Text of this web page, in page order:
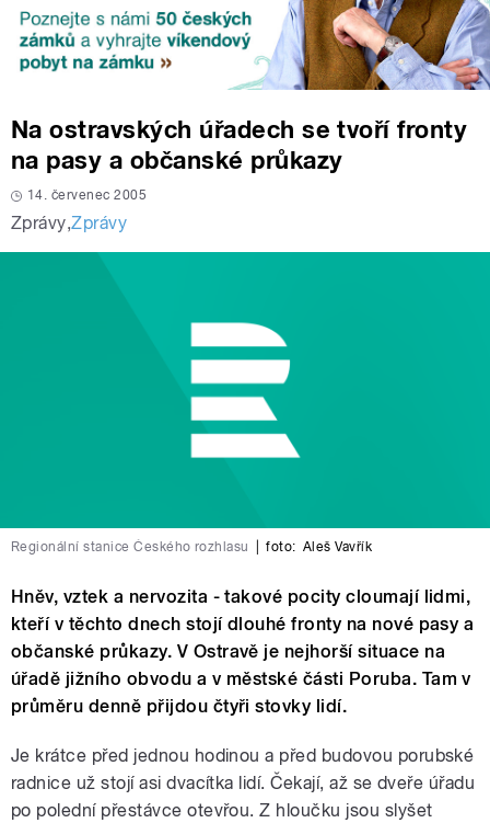
Na ostravských úřadech se tvoří fronty
na pasy a občanské průkazy
14. červenec 2005
Zprávy,Zprávy
Regionální stanice Českého rozhlasu foto: Aleš Vavřík
Hněv, vztek a nervozita - takové pocity cloumají lidmi,
kteří v těchto dnech stojí dlouhé fronty na nové pasy a
občanské průkazy. V Ostravě je nejhorší situace na
úřadě jižního obvodu a v městské části Poruba. Tam v
průměru denně přijdou čtyři stovky lidí.
Je krátce před jednou hodinou a před budovou porubské
radnice už stojí asi dvacítka lidí. Čekají, až se dveře úřadu
po polední přestávce otevřou. Z hloučku jsou slyšet